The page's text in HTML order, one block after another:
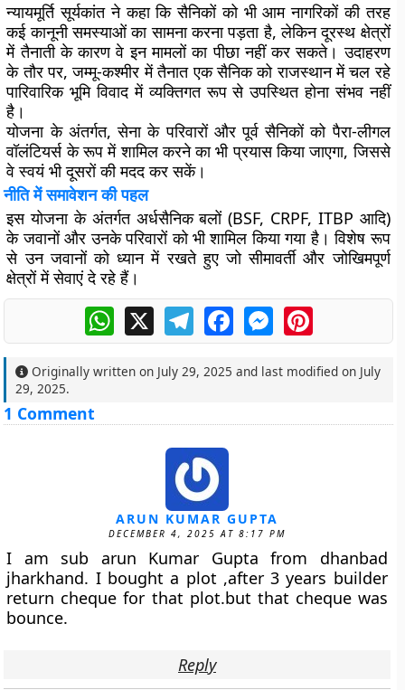
न्यायमूर्ति सूर्यकांत ने कहा कि सैनिकों को भी आम नागरिकों की तरह
कई कानूनी समस्याओं का सामना करना पड़ता है, लेकिन दूरस्थ क्षेत्रों
में तैनाती के कारण वे इन मामलों का पीछा नहीं कर सकते। उदाहरण
के तौर पर, जम्मू-कश्मीर में तैनात एक सैनिक को राजस्थान में चल रहे
पारिवारिक भूमि विवाद में व्यक्तिगत रूप से उपस्थित होना संभव नहीं
है।
योजना के अंतर्गत, सेना के परिवारों और पूर्व सैनिकों को पैरा-लीगल
वॉलंटियर्स के रूप में शामिल करने का भी प्रयास किया जाएगा, जिससे
वे स्वयं भी दूसरों की मदद कर सकें।
नीति में समावेशन की पहल
इस योजना के अंतर्गत अर्धसैनिक बलों (BSF, CRPF, ITBP आदि)
के जवानों और उनके परिवारों को भी शामिल किया गया है। विशेष रूप
से उन जवानों को ध्यान में रखते हुए जो सीमावर्ती और जोखिमपूर्ण
क्षेत्रों में सेवाएं दे रहे हैं।
WhatsApp
X TelegramFacebookMessengerPinterest
Originally written on July 29, 2025 and last modified on July
29, 2025.
1 Comment
ARUN KUMAR GUPTA
DECEMBER 4, 2025 AT 8:17 PM
I am sub arun Kumar Gupta from dhanbad
jharkhand. I bought a plot ,after 3 years builder
return cheque for that plot.but that cheque was
bounce.
Reply